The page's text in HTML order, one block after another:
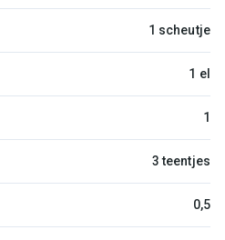
1 scheutje
1 el
1
3 teentjes
0,5